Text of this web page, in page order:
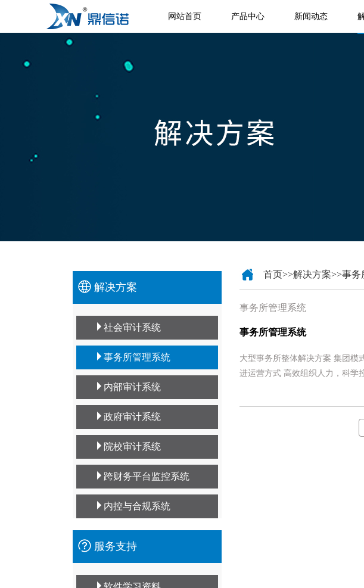
网站首页 产品中心
ACE数字化远程审计平台
风险管理系统 内控管理系统 集团经营分析系
新闻动态
解决方案
社会审计系统
事务所管理系统
内部审计系统
政府审计系统
院校审计系统
跨财务平台监控系统
内控与合规系统
服务支持
首页>>解决方案>>事务
事务所管理系统
事务所管理系统
大型事务所整体解决方案 集团模
进运营方式 高效组织人力，科学